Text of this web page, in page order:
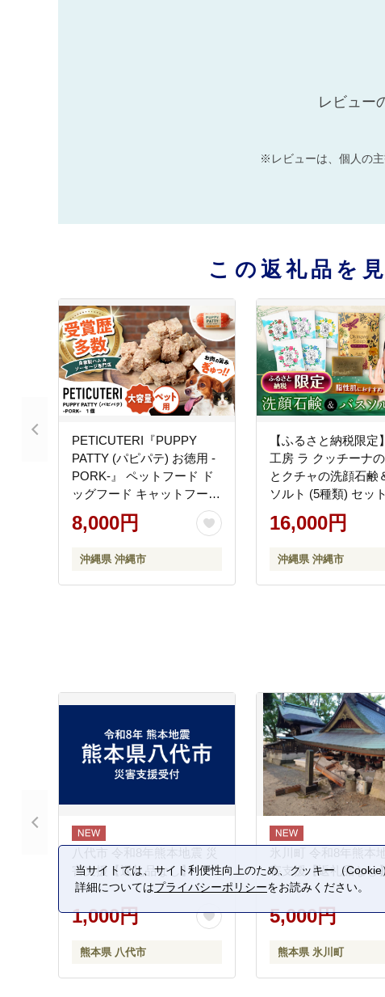
レビュー
※レビューは、個人の主
この返礼品を
PETICUTERI『PUPPY
PATTY (パピパテ) お徳用 -
PORK-』 ペットフード ド
ッグフード キャットフード
犬 猫 沖縄市 8000円 /
TESIO [BCAD021]
8,000円
沖縄県 沖縄市
【ふるさと納税限定
工房 ラ クッチーナ
とクチャの洗顔石鹸
ソルト (5種類) セッ
けん 石けん 入浴剤
縄市 / ベナスタス株
16,000円
沖縄県 沖縄市
八代市 令和8年熊本地震 災
害支援【返礼品なし】
1,000円
熊本県 八代市
氷川町 令和8年熊本
害支援【返礼品なし】
5,000円
熊本県 氷川町
当サイトでは、サイト利便性向上のため、クッキー（
詳細についてはプライバシーポリシーをお読みください。